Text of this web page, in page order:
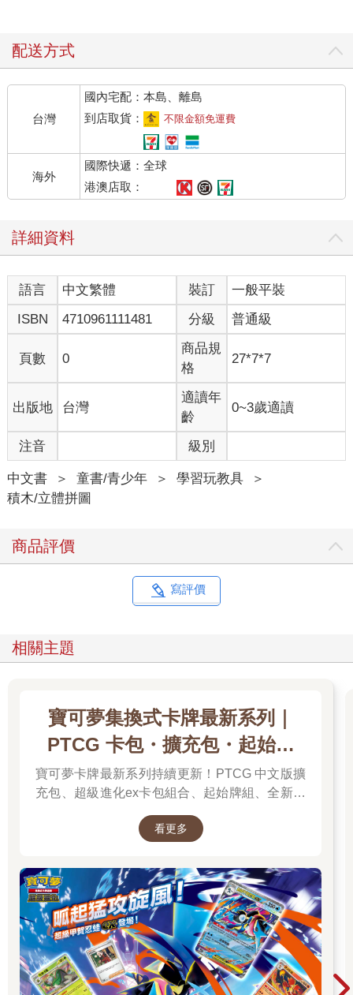
配送方式
台灣
國內宅配：本島、離島
到店取貨：
不限金額免運費
海外
國際快遞：全球
港澳店取：
詳細資料
語言 中文繁體 裝訂
一般平裝
ISBN
4710961111481 分級 普通級
頁數 0
商品規
格
27*7*7
出版地 台灣
適讀年
齡
0~3歲適讀
注音 級別
中文書 ＞ 童書/青少年 ＞ 學習玩教具
＞
積木/立體拼圖
商品評價
寫評價
相關主題
寶可夢集換式卡牌最新系列｜
PTCG 卡包・擴充包・起始牌
組．最新卡牌＆組合一次看
寶可夢卡牌最新系列持續更新！PTCG 中文版擴
充包、超級進化ex卡包組合、起始牌組、全新周
看更多